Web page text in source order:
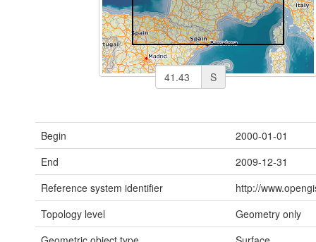
S
Begin
2000-01-01
End
2009-12-31
Reference system identifier
http://
Topology level
Geometry only